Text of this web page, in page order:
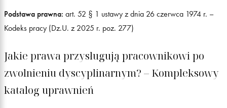
Podstawa prawna: art. 52 § 1 ustawy z dnia 26 czerwca 1974 r. –
Kodeks pracy (Dz.U. z 2025 r. poz. 277)
Jakie prawa przysługują pracownikowi po
zwolnieniu dyscyplinarnym? – Kompleksowy
katalog uprawnień